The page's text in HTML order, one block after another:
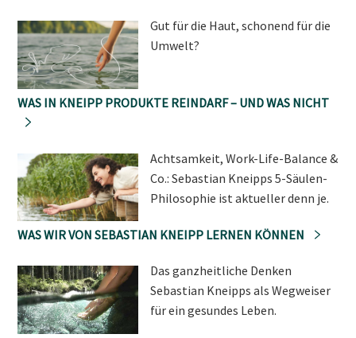
Gut für die Haut, schonend für die
Umwelt?
WAS IN KNEIPP PRODUKTE REINDARF – UND WAS NICHT
Achtsamkeit, Work-Life-Balance &
Co.: Sebastian Kneipps 5-Säulen-
Philosophie ist aktueller denn je.
WAS WIR VON SEBASTIAN KNEIPP LERNEN KÖNNEN
Das ganzheitliche Denken
Sebastian Kneipps als Wegweiser
für ein gesundes Leben.